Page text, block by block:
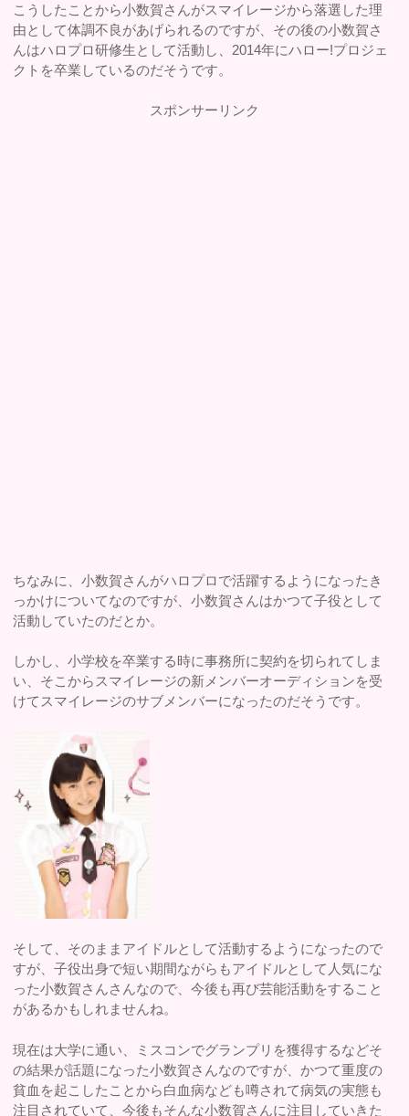
こうしたことから小数賀さんがスマイレージから落選した理
由として体調不良があげられるのですが、その後の小数賀さ
んはハロプロ研修生として活動し、2014年にハロー!プロジェ
クトを卒業しているのだそうです。
スポンサーリンク
ちなみに、小数賀さんがハロプロで活躍するようになったき
っかけについてなのですが、小数賀さんはかつて子役として
活動していたのだとか。
しかし、小学校を卒業する時に事務所に契約を切られてしま
い、そこからスマイレージの新メンバーオーディションを受
けてスマイレージのサブメンバーになったのだそうです。
そして、そのままアイドルとして活動するようになったので
すが、子役出身で短い期間ながらもアイドルとして人気にな
った小数賀さんさんなので、今後も再び芸能活動をすること
があるかもしれませんね。
現在は大学に通い、ミスコンでグランプリを獲得するなどそ
の結果が話題になった小数賀さんなのですが、かつて重度の
貧血を起こしたことから白血病なども噂されて病気の実態も
注目されていて、今後もそんな小数賀さんに注目していきた